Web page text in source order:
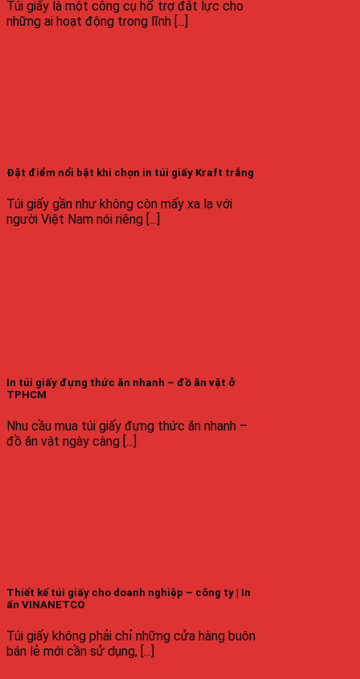
Túi giấy là một công cụ hổ trợ đắt lực cho
những ai hoạt động trong lĩnh [...]
Đặt điểm nổi bật khi chọn in túi giấy Kraft trắng
Túi giấy gần như không còn mấy xa lạ với
người Việt Nam nói riêng [...]
In túi giấy đựng thức ăn nhanh – đồ ăn vặt ở
TPHCM
Nhu cầu mua túi giấy đựng thức ăn nhanh –
đồ ăn vật ngày càng [...]
Thiết kế túi giấy cho doanh nghiệp – công ty | In
ấn VINANETCO
Túi giấy không phải chỉ những cửa hàng buôn
bán lẻ mới cần sử dụng, [...]